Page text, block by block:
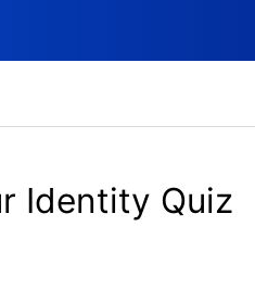
Identity Quiz